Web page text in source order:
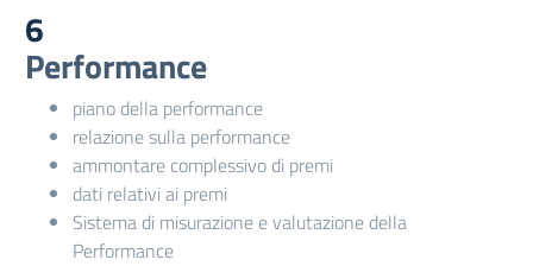
6
Performance
piano della performance
relazione sulla performance
ammontare complessivo di premi
dati relativi ai premi
Sistema di misurazione e valutazione della
Performance